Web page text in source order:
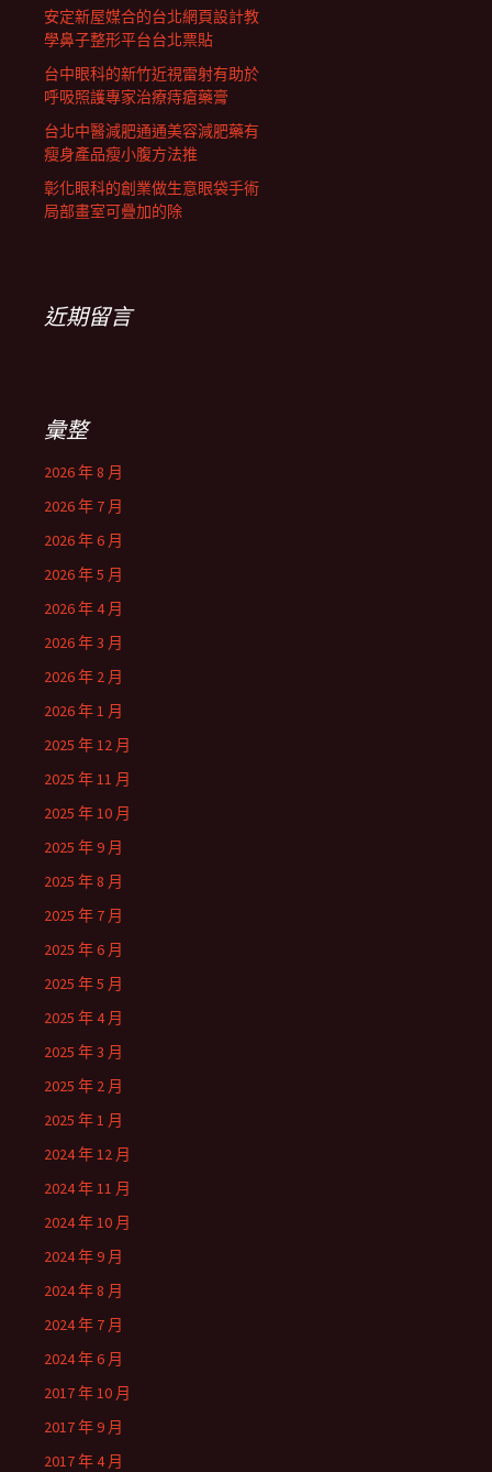
安定新屋媒合的台北網頁設計教
學鼻子整形平台台北票貼
台中眼科的新竹近視雷射有助於
呼吸照護專家治療痔瘡藥膏
台北中醫減肥通通美容減肥藥有
瘦身產品瘦小腹方法推
彰化眼科的創業做生意眼袋手術
局部畫室可疊加的除
近期留言
彙整
2026 年 8 月
2026 年 7 月
2026 年 6 月
2026 年 5 月
2026 年 4 月
2026 年 3 月
2026 年 2 月
2026 年 1 月
2025 年 12 月
2025 年 11 月
2025 年 10 月
2025 年 9 月
2025 年 8 月
2025 年 7 月
2025 年 6 月
2025 年 5 月
2025 年 4 月
2025 年 3 月
2025 年 2 月
2025 年 1 月
2024 年 12 月
2024 年 11 月
2024 年 10 月
2024 年 9 月
2024 年 8 月
2024 年 7 月
2024 年 6 月
2017 年 10 月
2017 年 9 月
2017 年 4 月